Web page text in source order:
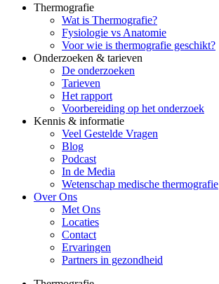
Thermografie
Wat is Thermografie?
Fysiologie vs Anatomie
Voor wie is thermografie geschikt?
Onderzoeken & tarieven
De onderzoeken
Tarieven
Het rapport
Voorbereiding op het onderzoek
Kennis & informatie
Veel Gestelde Vragen
Blog
Podcast
In de Media
Wetenschap medische thermografie
Over Ons
Met Ons
Locaties
Contact
Ervaringen
Partners in gezondheid